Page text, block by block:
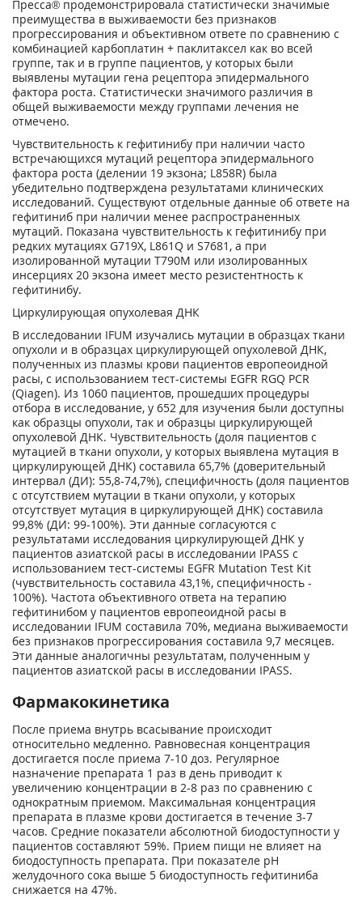
Пресса® продемонстрировала статистически значимые
преимущества в выживаемости без признаков
прогрессирования и объективном ответе по сравнению с
комбинацией карбоплатин + паклитаксел как во всей
группе, так и в группе пациентов, у которых были
выявлены мутации гена рецептора эпидермального
фактора роста. Статистически значимого различия в
общей выживаемости между группами лечения не
отмечено.
Чувствительность к гефитинибу при наличии часто
встречающихся мутаций рецептора эпидермального
фактора роста (делении 19 экзона; L858R) была
убедительно подтверждена результатами клинических
исследований. Существуют отдельные данные об ответе на
гефитиниб при наличии менее распространенных
мутаций. Показана чувствительность к гефитинибу при
редких мутациях G719X, L861Q и S7681, а при
изолированной мутации Т790М или изолированных
инсерциях 20 экзона имеет место резистентность к
гефитинибу.
Циркулирующая опухолевая ДНК
В исследовании IFUM изучались мутации в образцах ткани
опухоли и в образцах циркулирующей опухолевой ДНК,
полученных из плазмы крови пациентов европеоидной
расы, с использованием тест-системы EGFR RGQ PCR
(Qiagen). Из 1060 пациентов, прошедших процедуры
отбора в исследование, у 652 для изучения были доступны
как образцы опухоли, так и образцы циркулирующей
опухолевой ДНК. Чувствительность (доля пациентов с
мутацией в ткани опухоли, у которых выявлена мутация в
циркулирующей ДНК) составила 65,7% (доверительный
интервал (ДИ): 55,8-74,7%), специфичность (доля пациентов
с отсутствием мутации в ткани опухоли, у которых
отсутствует мутация в циркулирующей ДНК) составила
99,8% (ДИ: 99-100%). Эти данные согласуются с
результатами исследования циркулирующей ДНК у
пациентов азиатской расы в исследовании IPASS с
использованием тест-системы EGFR Mutation Test Kit
(чувствительность составила 43,1%, специфичность -
100%). Частота объективного ответа на терапию
гефитинибом у пациентов европеоидной расы в
исследовании IFUM составила 70%, медиана выживаемости
без признаков прогрессирования составила 9,7 месяцев.
Эти данные аналогичны результатам, полученным у
пациентов азиатской расы в исследовании IPASS.
Фармакокинетика
После приема внутрь всасывание происходит
относительно медленно. Равновесная концентрация
достигается после приема 7-10 доз. Регулярное
назначение препарата 1 раз в день приводит к
увеличению концентрации в 2-8 раз по сравнению с
однократным приемом. Максимальная концентрация
препарата в плазме крови достигается в течение 3-7
часов. Средние показатели абсолютной биодоступности у
пациентов составляют 59%. Прием пищи не влияет на
биодоступность препарата. При показателе pH
желудочного сока выше 5 биодоступность гефитиниба
снижается на 47%.